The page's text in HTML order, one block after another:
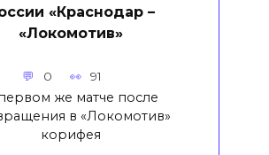
«Краснодар –
«Локомотив»
0 91
же матче после
в «Локомотив»
корифея